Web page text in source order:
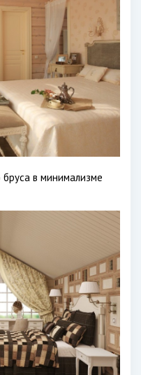
в минимализме